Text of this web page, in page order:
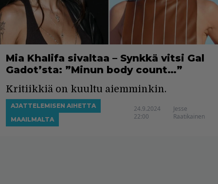
Mia Khalifa sivaltaa – Synkkä vitsi Gal
Gadot’sta: ”Minun body count…”
Kritiikkiä on kuultu aiemminkin.
AJATTELEMISEN AIHETTA
MAAILMALTA
24.9.2024
22:00
Jesse
Raatikainen